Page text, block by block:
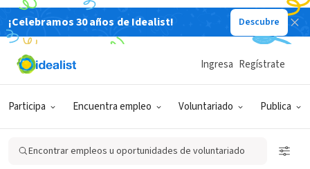
¡Celebramos 30 años de Idealist! Descubre
Participa Encuentra empleo Voluntariado Publica
Ingresa Regístrate
Encontrar empleos u oportunidades de voluntariado
GOBIERNO
Farmer to Farmer Middle East &
North Africa - Land O'Lakes
International Development
Shoreview, |www.idd.landolakes.com/Where-We-Work/Middle-